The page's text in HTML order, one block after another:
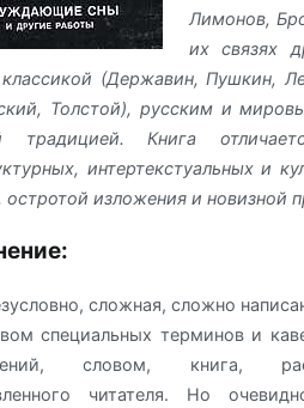
Лимонов,
их связях
(Державин, Пушкин,
Толстой), русским и
традицией. Книга
интертекстуальных и
изложения и новизной
сложная, сложно
специальных терминов и
словом, книга,
читателя. Но